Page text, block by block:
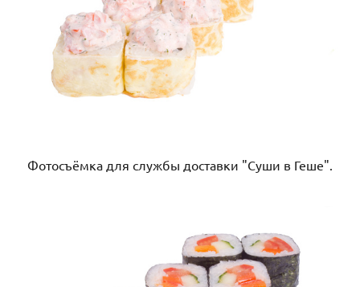
Фотосъёмка для службы доставки "Суши в Геше".